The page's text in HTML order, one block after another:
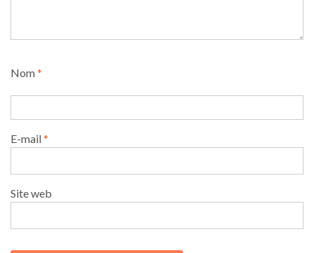
Nom*
E-mail*
Site web